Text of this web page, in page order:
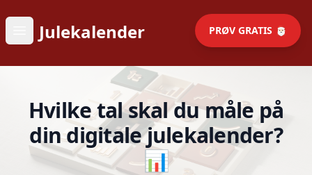
Open main menu
Julekalender PRØV GRATIS 🎅🏻
Hvilke tal skal du måle på
din digitale julekalender?
📊